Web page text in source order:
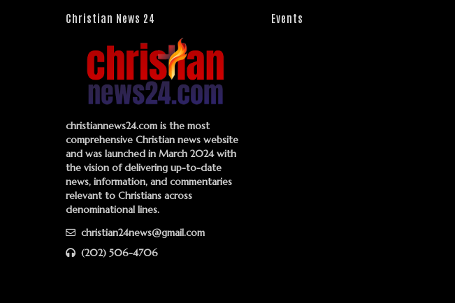
Christian News 24
christiannews24.com is the most
comprehensive Christian news website
and was launched in March 2024 with
the vision of delivering up-to-date
news, information, and commentaries
relevant to Christians across
denominational lines.
christian24news@gmail.com
(202) 506-4706
Events